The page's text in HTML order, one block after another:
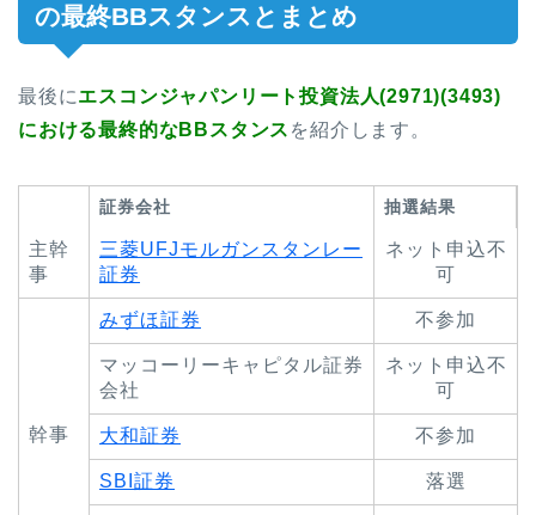
の最終BBスタンスとまとめ
最後にエスコンジャパンリート投資法人(2971)(3493)
における最終的なBBスタンス を紹介します。
証券会社 抽選結果
主幹
事
三菱UFJモルガンスタンレー
証券
ネット申込不
可
幹事
みずほ証券 不参加
マッコーリーキャピタル証券
会社
ネット申込不
可
大和証券 不参加
SBI証券 落選